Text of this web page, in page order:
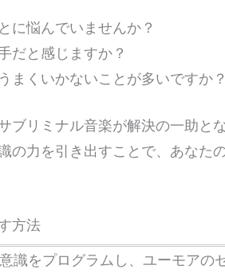
に悩んでいませんか？
だと感じますか？
まくいかないことが多いですか？
ブリミナル音楽が解決の一助と
の力を引き出すことで、あなた
方法
識をプログラムし、ユーモアの